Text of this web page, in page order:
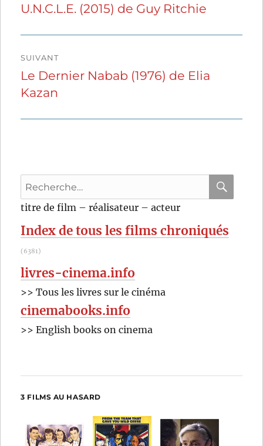
l’article
précédente :
U.N.C.L.E. (2015) de Guy Ritchie
SUIVANT
Publication
suivante :
Le Dernier Nabab (1976) de Elia
Kazan
Recherche
pour
:
titre de film – réalisateur – acteur
Index de tous les films chroniqués
(6381)
livres-cinema.info
>> Tous les livres sur le cinéma
cinemabooks.info
>> English books on cinema
3 FILMS AU HASARD